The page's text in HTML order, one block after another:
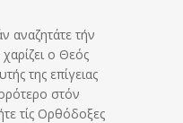
αναζητάτε τήν
ο Θεός
της επίγειας
στόν
τίς Ορθόδοξες